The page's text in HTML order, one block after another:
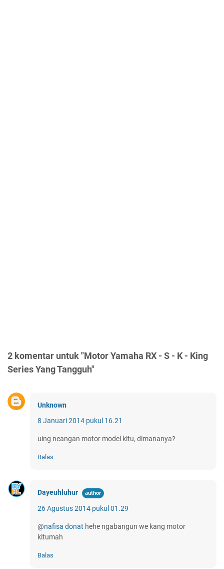
2 komentar untuk "Motor Yamaha RX - S - K - King
Series Yang Tangguh"
Unknown
8 Januari 2014 pukul 16.21
uing neangan motor model kitu, dimananya?
Balas
Dayeuhluhur
26 Agustus 2014 pukul 01.29
@nafisa donat hehe ngabangun we kang motor
kitumah
Balas